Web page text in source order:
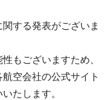
する発表がございま
もございますため、
空会社の公式サイト
たします。